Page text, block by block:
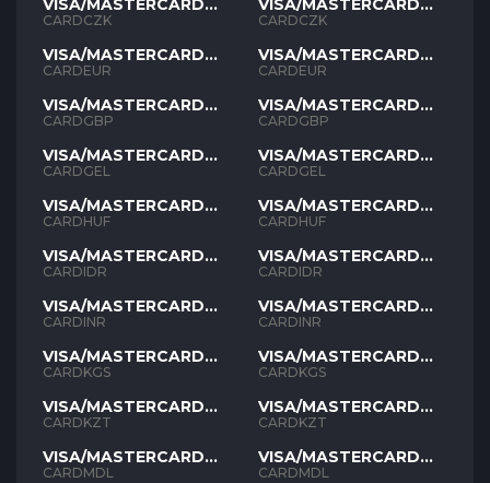
VISA/MASTERCARD
CZK
CARDCZK
VISA/MASTERCARD
EUR
CARDEUR
VISA/MASTERCARD
GBP
CARDGBP
VISA/MASTERCARD
GEL
CARDGEL
VISA/MASTERCARD
HUF
CARDHUF
VISA/MASTERCARD
IDR
CARDIDR
VISA/MASTERCARD
INR
CARDINR
VISA/MASTERCARD
KGS
CARDKGS
VISA/MASTERCARD
KZT
CARDKZT
VISA/MASTERCARD
MDL
CARDMDL
VISA/MASTERCARD
CZK
CARDCZK
VISA/MASTERCARD
EUR
CARDEUR
VISA/MASTERCARD
GBP
CARDGBP
VISA/MASTERCARD
GEL
CARDGEL
VISA/MASTERCARD
HUF
CARDHUF
VISA/MASTERCARD
IDR
CARDIDR
VISA/MASTERCARD
INR
CARDINR
VISA/MASTERCARD
KGS
CARDKGS
VISA/MASTERCARD
KZT
CARDKZT
VISA/MASTERCARD
MDL
CARDMDL